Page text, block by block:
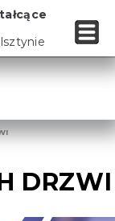
DRZWI